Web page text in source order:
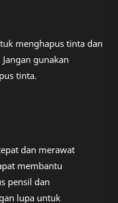
menghapus tinta dan
gunakan
tinta.
dan merawat
membantu
pensil dan
lupa untuk